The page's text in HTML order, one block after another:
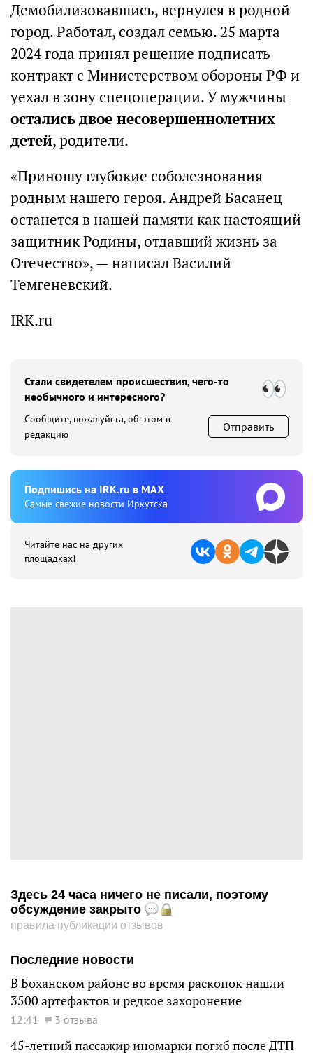
Демобилизовавшись, вернулся в родной
город. Работал, создал семью. 25 марта
2024 года принял решение подписать
контракт с Министерством обороны РФ и
уехал в зону спецоперации. У мужчины
остались двое несовершеннолетних
детей, родители.
«Приношу глубокие соболезнования
родным нашего героя. Андрей Басанец
останется в нашей памяти как настоящий
защитник Родины, отдавший жизнь за
Отечество», — написал Василий
Темгеневский.
IRK.ru
Стали свидетелем происшествия, чего-то
необычного и интересного?
Сообщите, пожалуйста, об этом в
редакцию
Отправить
Подпишиcь на IRK.ru в MAX
Cамые свежие новости Иркутска
Читайте нас на других
площадках!
Здесь 24 часа ничего не писали, поэтому
обсуждение закрыто
правила публикации отзывов
Последние новости
В Боханском районе во время раскопок нашли
3500 артефактов и редкое захоронение
12:41 3 отзыва
45-летний пассажир иномарки погиб после ДТП